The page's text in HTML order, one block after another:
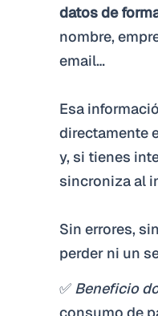
datos de
nombre,
email…
Esa
directamente
y, si tienes
sincroniza al
Sin errores,
perder ni un
✅ Beneficio